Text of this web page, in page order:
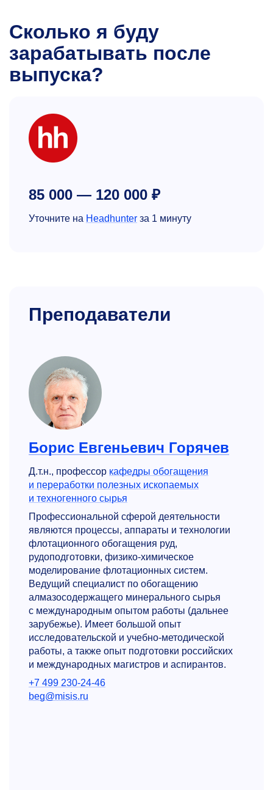
Сколько я буду
зарабатывать после
выпуска?
85 000 — 120 000 ₽
Уточните на Headhunter за 1 минуту
Преподаватели
Борис Евгеньевич Горячев
Д.т.н., профессор кафедры обогащения
и переработки полезных ископаемых
и техногенного сырья
Профессиональной сферой деятельности
являются процессы, аппараты и технологии
флотационного обогащения руд,
рудоподготовки, физико-химическое
моделирование флотационных систем.
Ведущий специалист по обогащению
алмазосодержащего минерального сырья
с международным опытом работы (дальнее
зарубежье). Имеет большой опыт
исследовательской и учебно-методической
работы, а также опыт подготовки российских
и международных магистров и аспирантов.
+7 499 230-24-46
beg@misis.ru